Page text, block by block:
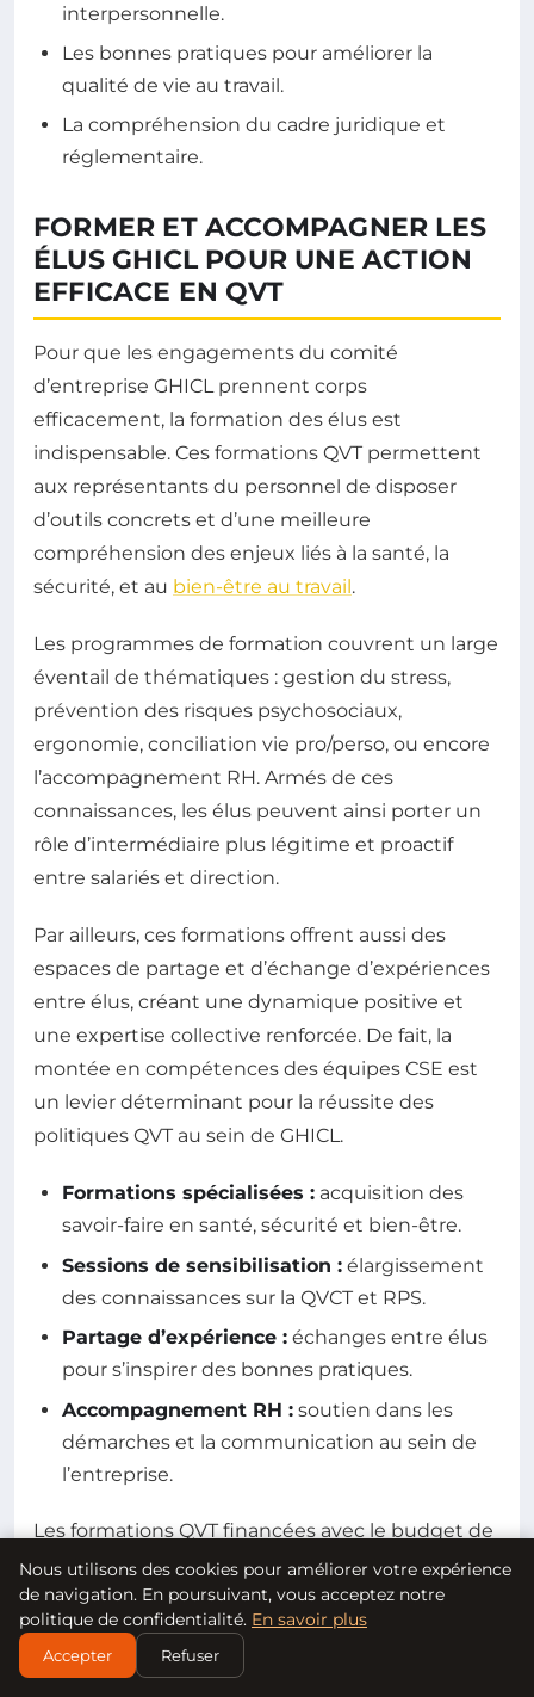
interpersonnelle.
Les bonnes pratiques pour améliorer la
qualité de vie au travail.
La compréhension du cadre juridique et
réglementaire.
FORMER ET ACCOMPAGNER LES
ÉLUS GHICL POUR UNE ACTION
EFFICACE EN QVT
Pour que les engagements du comité
d’entreprise GHICL prennent corps
efficacement, la formation des élus est
indispensable. Ces formations QVT permettent
aux représentants du personnel de disposer
d’outils concrets et d’une meilleure
compréhension des enjeux liés à la santé, la
sécurité, et au bien-être au travail .
Les programmes de formation couvrent un large
éventail de thématiques : gestion du stress,
prévention des risques psychosociaux,
ergonomie, conciliation vie pro/perso, ou encore
l’accompagnement RH. Armés de ces
connaissances, les élus peuvent ainsi porter un
rôle d’intermédiaire plus légitime et proactif
entre salariés et direction.
Par ailleurs, ces formations offrent aussi des
espaces de partage et d’échange d’expériences
entre élus, créant une dynamique positive et
une expertise collective renforcée. De fait, la
montée en compétences des équipes CSE est
un levier déterminant pour la réussite des
politiques QVT au sein de GHICL.
Formations spécialisées : acquisition des
savoir-faire en santé, sécurité et bien-être.
Sessions de sensibilisation : élargissement
des connaissances sur la QVCT et RPS.
Partage d’expérience : échanges entre élus
pour s’inspirer des bonnes pratiques.
Accompagnement RH : soutien dans les
démarches et la communication au sein de
l’entreprise.
Les formations QVT financées avec le budget de
fonctionnement du CSE sont un investissement
clé pour bâtir une culture d’entreprise où le
bien-être est une priorité partagée. Pour en
savoir plus, consultez le site officiel
Nous utilisons des cookies pour améliorer votre expérience
de navigation. En poursuivant, vous acceptez notre
politique de confidentialité. En savoir plus
Accepter Refuser